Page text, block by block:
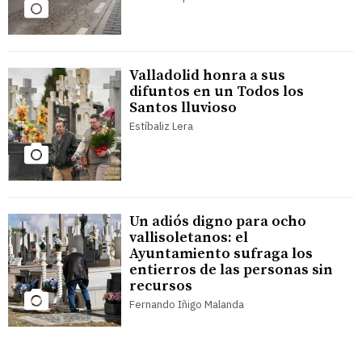
Valladolid honra a sus
difuntos en un Todos los
Santos lluvioso
Estíbaliz Lera
Un adiós digno para ocho
vallisoletanos: el
Ayuntamiento sufraga los
entierros de las personas sin
recursos
Fernando Iñigo Malanda